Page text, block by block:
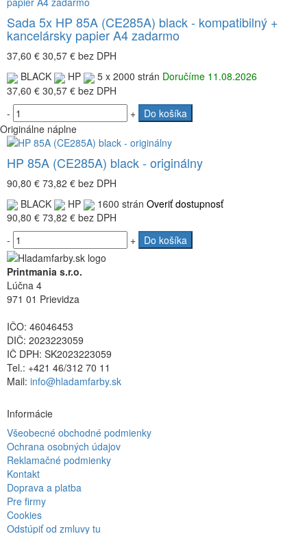
Sada 5x HP 85A (CE285A) black - kompatibilný +
kancelársky papier A4 zadarmo
37,60 € 30,57 € bez DPH
BLACK
HP 5 x 2000 strán Doručíme 11.08.2026
37,60 € 30,57 € bez DPH
-
+
Do košíka
Originálne náplne
HP 85A (CE285A) black - originálny
90,80 € 73,82 € bez DPH
BLACK
HP 1600 strán Overiť dostupnosť
90,80 € 73,82 € bez DPH
-
+ Do košíka
Printmania s.r.o.
Lúčna 4
971 01 Prievidza
IČO: 46046453
DIČ: 2023223059
IČ DPH: SK2023223059
Tel.: +421 46/312 70 11
Mail: info@hladamfarby.sk
Informácie
Všeobecné obchodné podmienky
Ochrana osobných údajov
Reklamačné podmienky
Kontakt
Doprava a platba
Pre firmy
Cookies
Odstúpiť od zmluvy tu